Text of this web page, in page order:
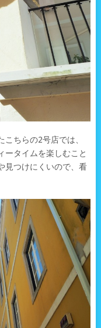
ちらの2号店では、
ータイムを楽しむこと
見つけにくいので、看